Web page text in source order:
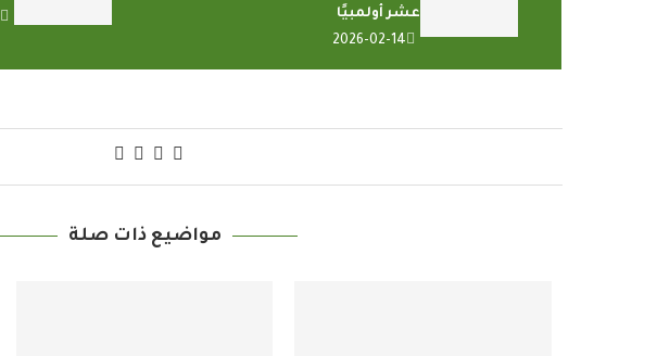
عشر أولمبيًا
2026-02-14
مواضيع ذات صلة